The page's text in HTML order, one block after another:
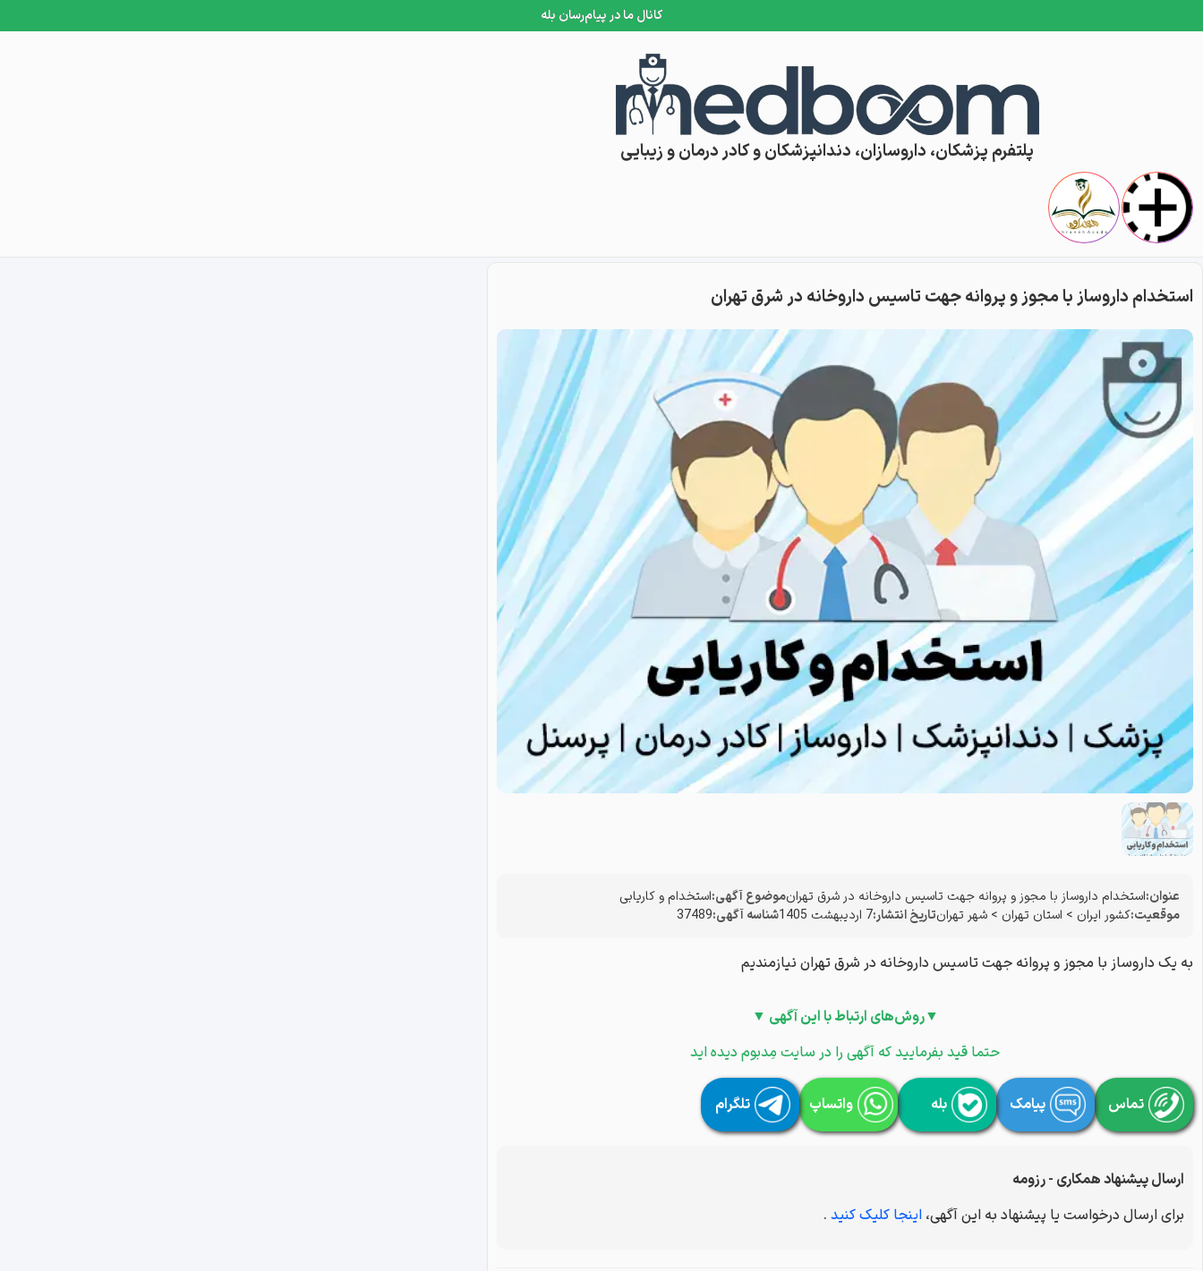
کانال ما در پیام‌رسان بله
Skip to content
پلتفرم پزشکان، داروسازان، دندانپزشکان و کادر درمان و زیبایی
استخدام داروساز با مجوز و پروانه جهت تاسیس داروخانه در شرق تهران
عنوان:استخدام داروساز با مجوز و پروانه جهت تاسیس داروخانه در شرق تهرانموضوع آگهی:استخدام و کاریابی
موقعیت:کشور ایران > استان تهران > شهر تهرانتاریخ انتشار:7 اردیبهشت 1405 شناسه آگهی:37489
به یک داروساز با مجوز و پروانه جهت تاسیس داروخانه در شرق تهران نیازمندیم
▼روش‌های ارتباط با این آگهی ▼
حتما قید بفرمایید که آگهی را در سایت مِدبوم دیده اید
تماس پیامک بله واتساپ تلگرام
ارسال پیشنهاد همکاری - رزومه
برای ارسال درخواست یا پیشنهاد به این آگهی، اینجا کلیک کنید .